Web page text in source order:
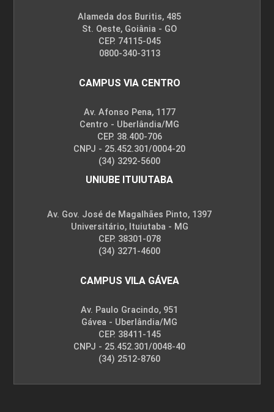
Alameda dos Buritis, 485
St. Oeste, Goiânia - GO
CEP. 74115-045
0800-340-3113
CAMPUS VIA CENTRO
Av. Afonso Pena, 1177
Centro - Uberlândia/MG
CEP. 38.400-706
CNPJ - 25.452.301/0004-20
(34) 3292-5600
UNIUBE ITUIUTABA
Av. Gov. José de Magalhães Pinto, 1397
Universitário, Ituiutaba - MG
CEP. 38301-078
(34) 3271-4600
CAMPUS VILA GÁVEA
Av. Paulo Gracindo, 951
Gávea - Uberlândia/MG
CEP. 38411-145
CNPJ - 25.452.301/0048-40
(34) 2512-8760